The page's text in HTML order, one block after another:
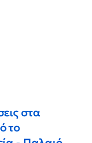
στα
το